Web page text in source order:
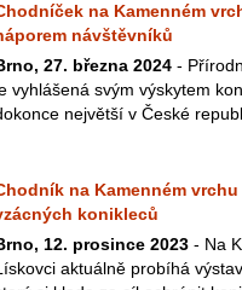
na Kamenném
návštěvníků
27. března 2024 -
vyhlášená svým výskytem
největší v České
na Kamenném
konikleců
12. prosince 2023 - Na
aktuálně probíhá